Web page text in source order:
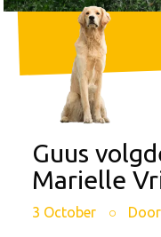
Guus
Marielle
3 October